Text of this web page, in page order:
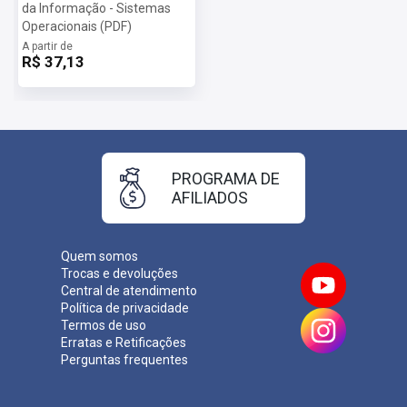
da Informação - Sistemas
Operacionais (PDF)
A partir de
R$ 37,13
Quem somos
Trocas e devoluções
Central de atendimento
Política de privacidade
Termos de uso
Erratas e Retificações
Perguntas frequentes
PROGRAMA DE
AFILIADOS